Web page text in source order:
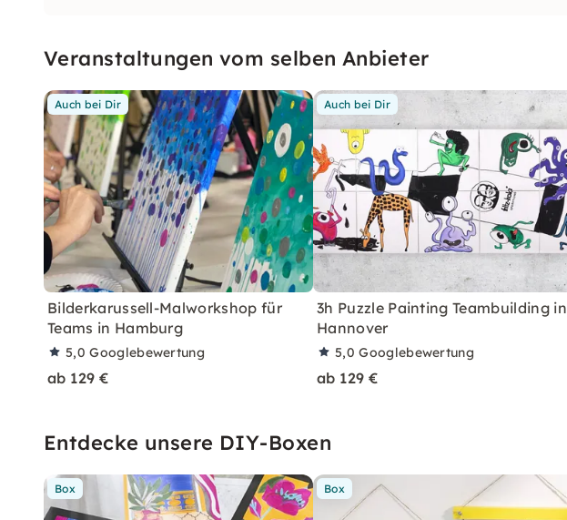
Veranstaltungen vom selben Anbieter
Auch bei Dir
Bilderkarussell-Malworkshop für
Teams in Hamburg
5,0Googlebewertung
ab 129 €
Auch bei Dir
3h Puzzle Painting Teambuilding in
Hannover
5,0Googlebewertung
ab 129 €
Entdecke unsere DIY-Boxen
Box Box